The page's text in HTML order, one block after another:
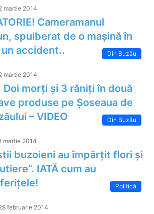
martie 2014
Cameramanul
spulberat de o mașină în
accident..
Din Buzău
martie 2014
Doi morți și 3 răniți în două
produse pe Șoseaua de
– VIDEO
Din Buzău
martie 2014
buzoieni au împărțit flori și
IATĂ cum au
Politică
februarie 2014